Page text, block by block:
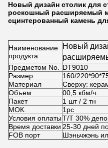
Новый дизайн столик для
роскошный расширяемый
сцинтерованный камень
Наименование
продукта
Новый
столовой
Предметом No.
DT9010
Размер
160/
Материал
Сверху:
Объем
00,5 кбм/ч.
Пакет
1 шт / 2 тн
МОК.
1pc
Условия оплатыТ/Т 30%
Время доставки 25-30 дней
FOB порт
Шэньчжэнь